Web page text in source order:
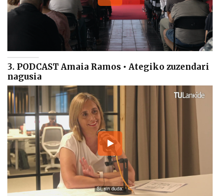
3. PODCAST Amaia Ramos • Ategiko zuzendari
nagusia